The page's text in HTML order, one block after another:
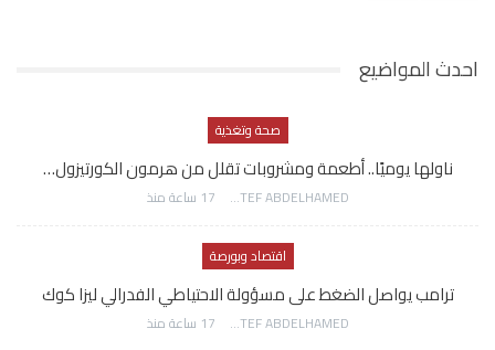
احدث المواضيع
صحة وتغذية
ناولها يوميًا.. أطعمة ومشروبات تقلل من هرمون الكورتيزول…
AWATEF ABDELHAMED 17 ساعة منذ
اقتصاد وبورصة
ترامب يواصل الضغط على مسؤولة الاحتياطي الفدرالي ليزا كوك
AWATEF ABDELHAMED 17 ساعة منذ